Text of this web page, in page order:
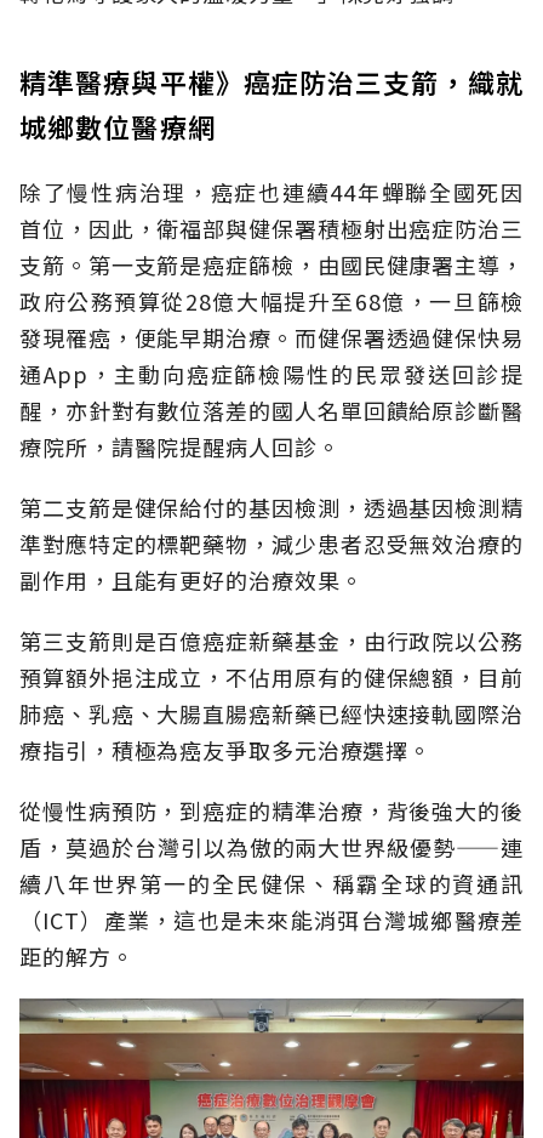
精準醫療與平權》癌症防治三支箭，織就
城鄉數位醫療網
除了慢性病治理，癌症也連續44年蟬聯全國死因
首位，因此，衛福部與健保署積極射出癌症防治三
支箭。第一支箭是癌症篩檢，由國民健康署主導，
政府公務預算從28億大幅提升至68億，一旦篩檢
發現罹癌，便能早期治療。而健保署透過健保快易
通App，主動向癌症篩檢陽性的民眾發送回診提
醒，亦針對有數位落差的國人名單回饋給原診斷醫
療院所，請醫院提醒病人回診。
第二支箭是健保給付的基因檢測，透過基因檢測精
準對應特定的標靶藥物，減少患者忍受無效治療的
副作用，且能有更好的治療效果。
第三支箭則是百億癌症新藥基金，由行政院以公務
預算額外挹注成立，不佔用原有的健保總額，目前
肺癌、乳癌、大腸直腸癌新藥已經快速接軌國際治
療指引，積極為癌友爭取多元治療選擇。
從慢性病預防，到癌症的精準治療，背後強大的後
盾，莫過於台灣引以為傲的兩大世界級優勢——連
續八年世界第一的全民健保、稱霸全球的資通訊
（ICT）產業，這也是未來能消弭台灣城鄉醫療差
距的解方。